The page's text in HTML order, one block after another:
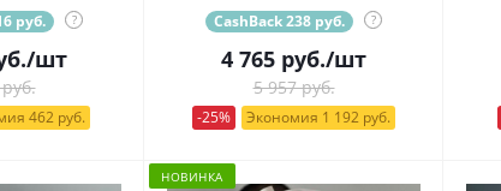
руб. ?
/шт
462 руб.
CashBack 238 руб. ?
4 765 руб./шт
5 957 руб.
-25% Экономия 1 192 руб.
НОВИНКА